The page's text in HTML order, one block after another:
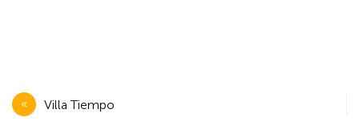
Navegación
de
Villa Tiempo